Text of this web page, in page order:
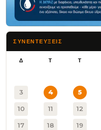
ΣΥΝΕΝΤΕΥΞΕΙΣ
Δ Τ Τ
3 4 5
10 11 12
17 18 19